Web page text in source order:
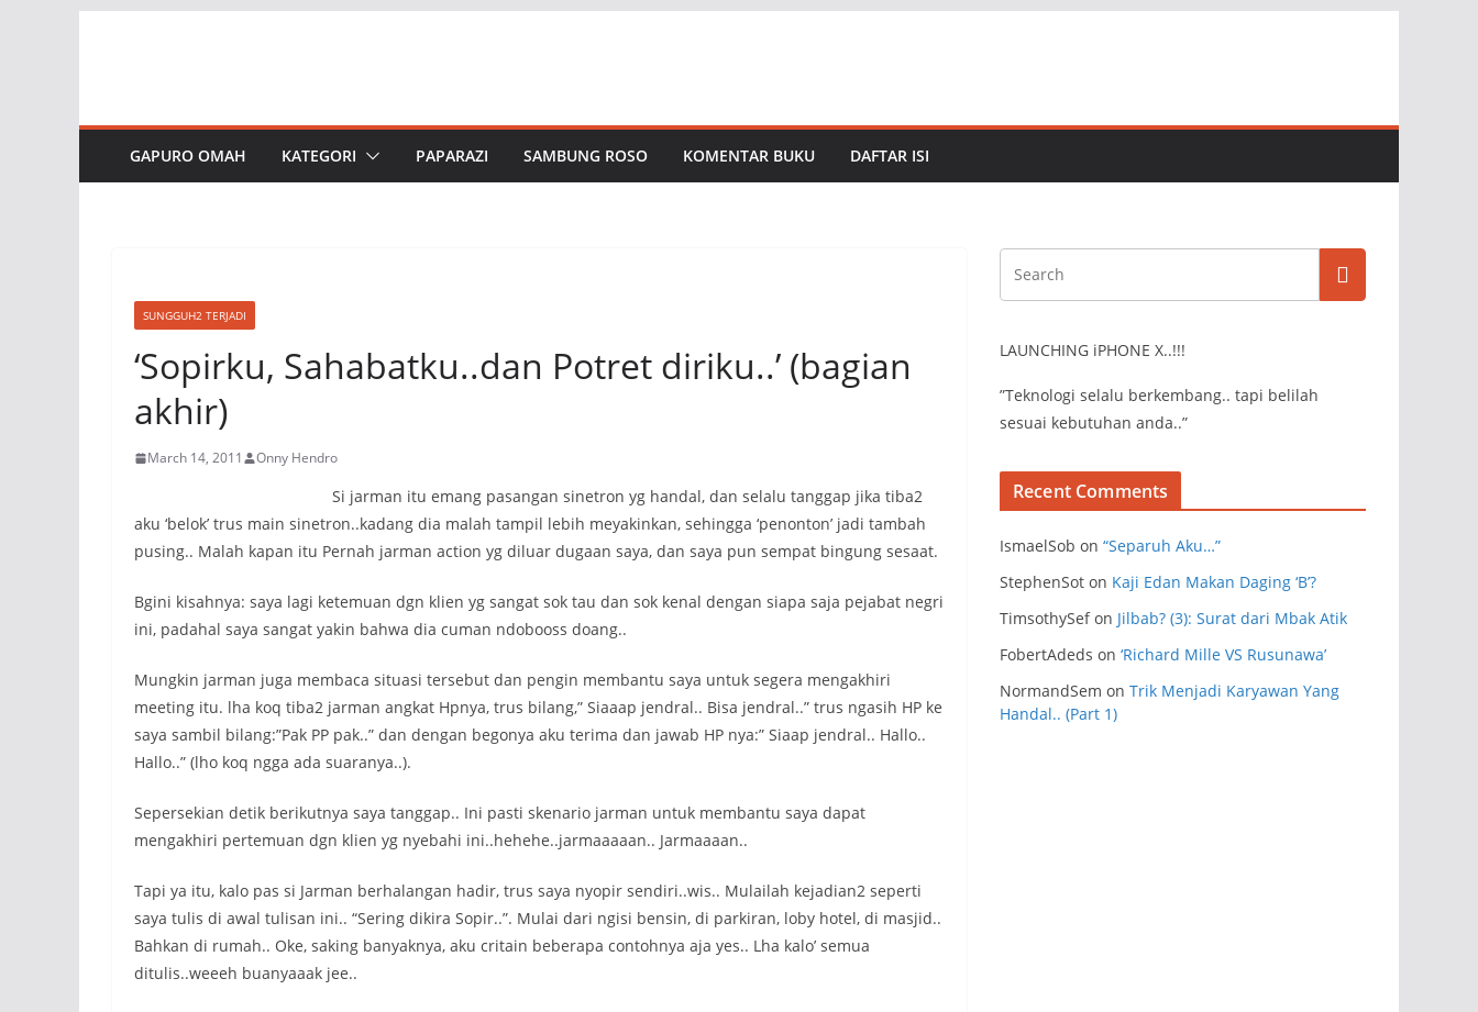
GAPURO OMAH KATEGORI PAPARAZI SAMBUNG ROSO KOMENTAR BUKU DAFTAR ISI
SUNGGUH2 TERJADI
‘Sopirku, Sahabatku..dan Potret diriku..’ (bagian
akhir)
March 14, 2011 Onny Hendro
Si jarman itu emang pasangan sinetron yg handal, dan selalu tanggap jika tiba2
aku ‘belok’ trus main sinetron..kadang dia malah tampil lebih meyakinkan, sehingga ‘penonton’ jadi tambah
pusing.. Malah kapan itu Pernah jarman action yg diluar dugaan saya, dan saya pun sempat bingung sesaat.
Bgini kisahnya: saya lagi ketemuan dgn klien yg sangat sok tau dan sok kenal dengan siapa saja pejabat negri
ini, padahal saya sangat yakin bahwa dia cuman ndobooss doang..
Mungkin jarman juga membaca situasi tersebut dan pengin membantu saya untuk segera mengakhiri
meeting itu. lha koq tiba2 jarman angkat Hpnya, trus bilang,” Siaaap jendral.. Bisa jendral..” trus ngasih HP ke
saya sambil bilang:”Pak PP pak..” dan dengan begonya aku terima dan jawab HP nya:” Siaap jendral.. Hallo..
Hallo..” (lho koq ngga ada suaranya..).
Sepersekian detik berikutnya saya tanggap.. Ini pasti skenario jarman untuk membantu saya dapat
mengakhiri pertemuan dgn klien yg nyebahi ini..hehehe..jarmaaaaan.. Jarmaaaan..
Tapi ya itu, kalo pas si Jarman berhalangan hadir, trus saya nyopir sendiri..wis.. Mulailah kejadian2 seperti
saya tulis di awal tulisan ini.. “Sering dikira Sopir..”. Mulai dari ngisi bensin, di parkiran, loby hotel, di masjid..
Bahkan di rumah.. Oke, saking banyaknya, aku critain beberapa contohnya aja yes.. Lha kalo’ semua
ditulis..weeeh buanyaaak jee..
LAUNCHING iPHONE X..!!!
”Teknologi selalu berkembang.. tapi belilah
sesuai kebutuhan anda..”
Recent Comments
IsmaelSob on “Separuh Aku…”
StephenSot on Kaji Edan Makan Daging ‘B’?
TimsothySefon Jilbab? (3): Surat dari Mbak Atik
FobertAdeds on ‘Richard Mille VS Rusunawa’
NormandSem on Trik Menjadi Karyawan Yang
Handal.. (Part 1)